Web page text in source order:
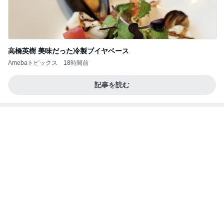
高橋英樹 美味だった冷製ブイヤベース
Amebaトピックス 18時間前
記事を読む